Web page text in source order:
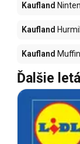
Kaufland
Kaufland
Kaufland
Ďalšie